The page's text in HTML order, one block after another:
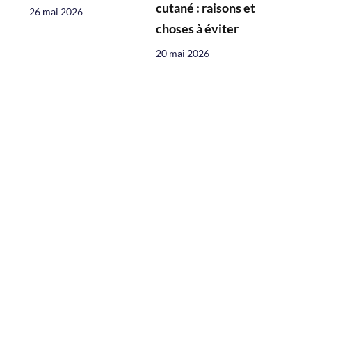
26 mai 2026
cutané : raisons et
choses à éviter
20 mai 2026